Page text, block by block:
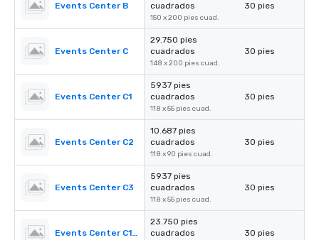
Events Center B
cuadrados
150 x 200 pies cuad.
30 pies
Events Center C
29.750 pies
cuadrados
148 x 200 pies cuad.
30 pies
Events Center C1
5937 pies
cuadrados
118 x 55 pies cuad.
30 pies
Events Center C2
10.687 pies
cuadrados
118 x 90 pies cuad.
30 pies
Events Center C3
5937 pies
cuadrados
118 x 55 pies cuad.
30 pies
Events Center C1-C3
23.750 pies
cuadrados
30 pies